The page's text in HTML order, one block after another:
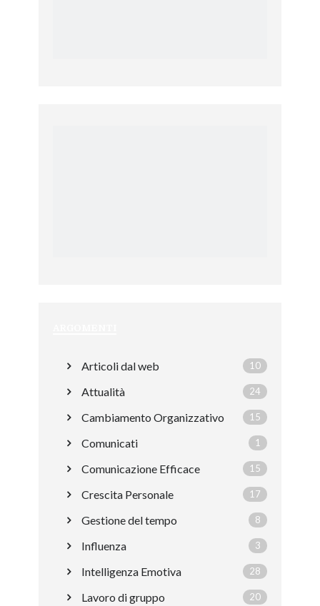
Articoli dal web 10
Attualità 24
Cambiamento Organizzativo 15
Comunicati 1
Comunicazione Efficace 15
Crescita Personale 17
Gestione del tempo 8
Influenza 3
Intelligenza Emotiva 28
Lavoro di gruppo 20